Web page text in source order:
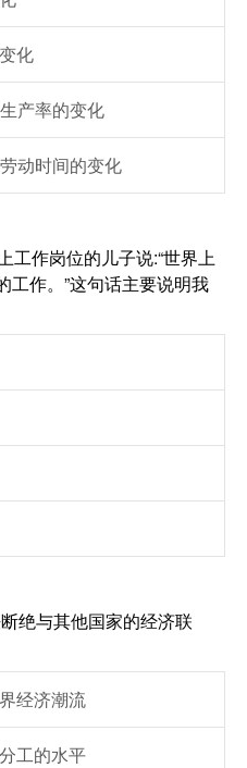
化
产率的变化
动时间的变化
工作岗位的儿子说:“世界上
工作。”这句话主要说明我
绝与其他国家的经济联
经济潮流
工的水平